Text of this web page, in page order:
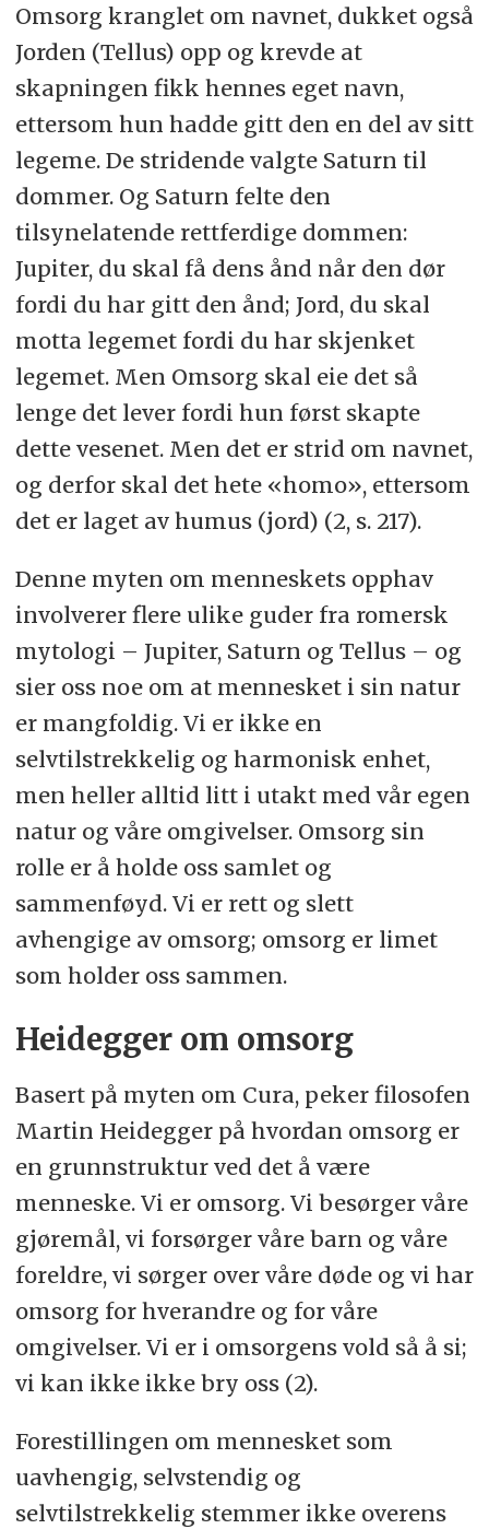
Omsorg kranglet om navnet, dukket også
Jorden (Tellus) opp og krevde at
skapningen fikk hennes eget navn,
ettersom hun hadde gitt den en del av sitt
legeme. De stridende valgte Saturn til
dommer. Og Saturn felte den
tilsynelatende rettferdige dommen:
Jupiter, du skal få dens ånd når den dør
fordi du har gitt den ånd; Jord, du skal
motta legemet fordi du har skjenket
legemet. Men Omsorg skal eie det så
lenge det lever fordi hun først skapte
dette vesenet. Men det er strid om navnet,
og derfor skal det hete «homo», ettersom
det er laget av humus (jord) (2, s. 217).
Denne myten om menneskets opphav
involverer flere ulike guder fra romersk
mytologi – Jupiter, Saturn og Tellus – og
sier oss noe om at mennesket i sin natur
er mangfoldig. Vi er ikke en
selvtilstrekkelig og harmonisk enhet,
men heller alltid litt i utakt med vår egen
natur og våre omgivelser. Omsorg sin
rolle er å holde oss samlet og
sammenføyd. Vi er rett og slett
avhengige av omsorg; omsorg er limet
som holder oss sammen.
Heidegger om omsorg
Basert på myten om Cura, peker filosofen
Martin Heidegger på hvordan omsorg er
en grunnstruktur ved det å være
menneske. Vi er omsorg. Vi besørger våre
gjøremål, vi forsørger våre barn og våre
foreldre, vi sørger over våre døde og vi har
omsorg for hverandre og for våre
omgivelser. Vi er i omsorgens vold så å si;
vi kan ikke ikke bry oss (2).
Forestillingen om mennesket som
uavhengig, selvstendig og
selvtilstrekkelig stemmer ikke overens